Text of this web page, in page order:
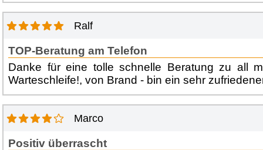
Ralf
TOP-Beratung am Telefon
Danke für eine tolle schnelle Beratung zu all
Warteschleife!, von Brand - bin ein sehr
Marco
Positiv überrascht